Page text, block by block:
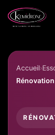
Accueil